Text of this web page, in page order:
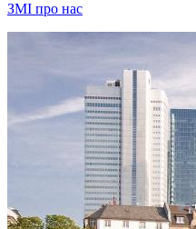
ЗМІ про нас